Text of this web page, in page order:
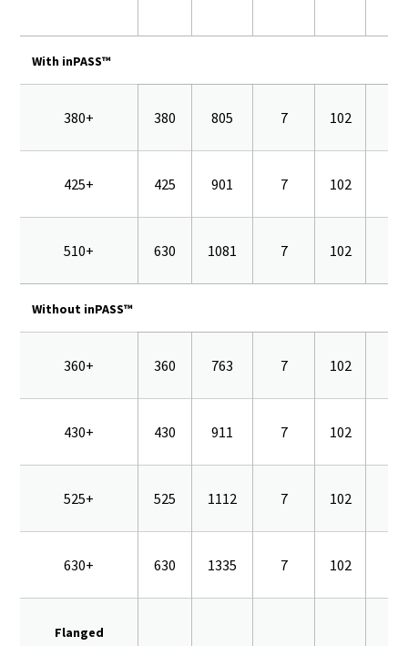
With inPASS™
380+ 380 805 7 102
425+ 425 901 7 102
510+ 630 1081 7 102
Without inPASS™
360+ 360 763 7 102
430+ 430 911 7 102
525+ 525 1112 7 102
630+ 630 1335 7 102
Flanged